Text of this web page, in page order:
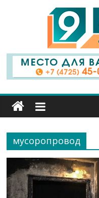
9
Канал
Старый
Оскол
мусоропровод